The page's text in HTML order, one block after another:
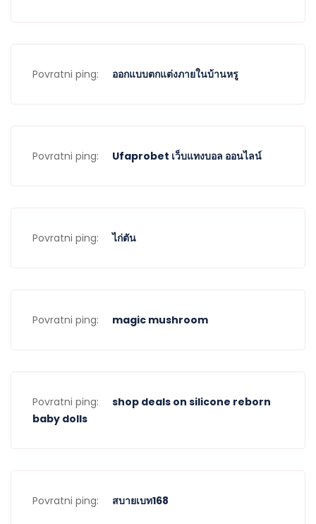
Povratni ping: ออกแบบตกแต่งภายในบ้านหรู
Povratni ping: Ufaprobet เว็บแทงบอล ออนไลน์
Povratni ping: ไก่ตัน
Povratni ping: magic mushroom
Povratni ping:
shop deals on silicone reborn
baby dolls
Povratni ping: สบายเบท168